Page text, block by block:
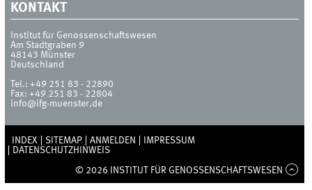
KONTAKT
Institut für Genossenschaftswesen
Am Stadtgraben 9
48143 Münster
Deutschland
Tel.:+49 251 83 - 22890
Fax:+49 251 83 - 22804
info@ifg-muenster.de
INDEX SITEMAP ANMELDEN
IMPRESSUM
DATENSCHUTZHINWEIS
© 2026 INSTITUT FÜR GENOSSENSCHAFTSWESEN